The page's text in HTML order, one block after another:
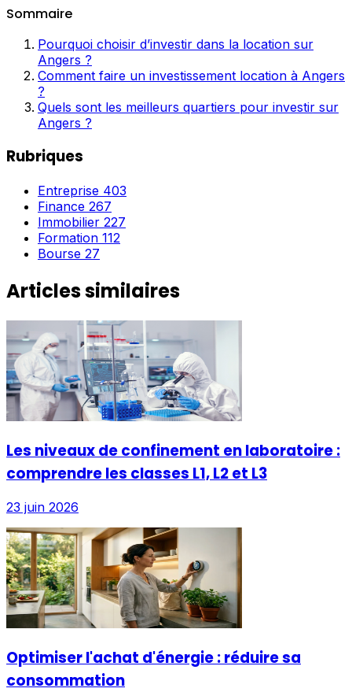
Sommaire
Pourquoi choisir d’investir dans la location sur
Angers ?
Comment faire un investissement location à Angers
?
Quels sont les meilleurs quartiers pour investir sur
Angers ?
Rubriques
Entreprise 403
Finance 267
Immobilier 227
Formation 112
Bourse 27
Articles similaires
Les niveaux de confinement en laboratoire :
comprendre les classes L1, L2 et L3
23 juin 2026
Optimiser l'achat d'énergie : réduire sa
consommation